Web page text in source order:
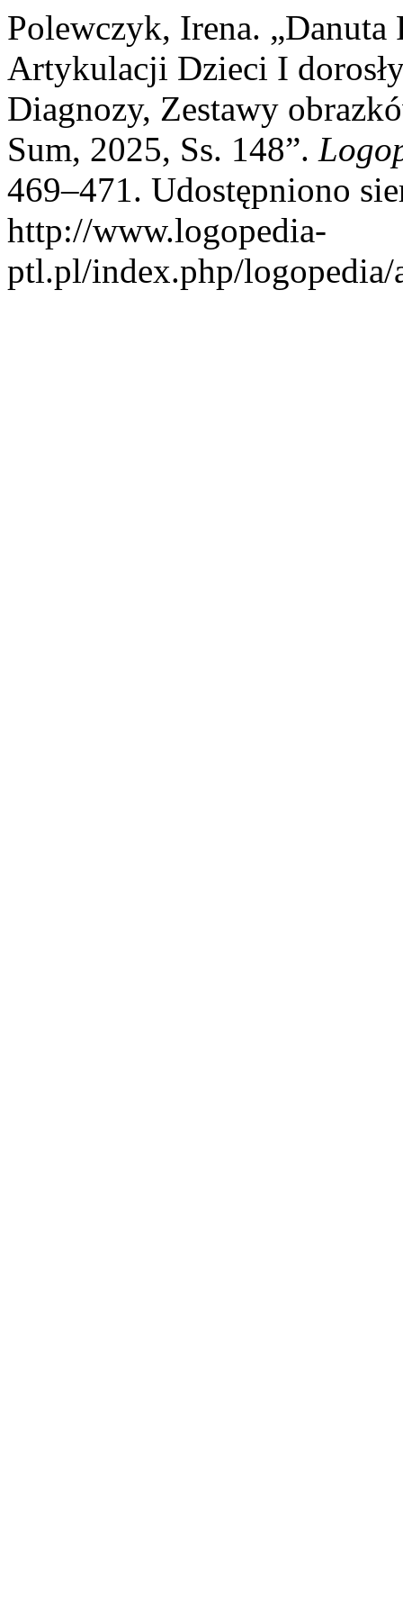
Polewczyk, Irena.
Artykulacji Dzieci I
Diagnozy, Zestawy
Sum, 2025, Ss. 148”.
469–471. Udostępniono
http://www.logopedia-
ptl.pl/index.php/